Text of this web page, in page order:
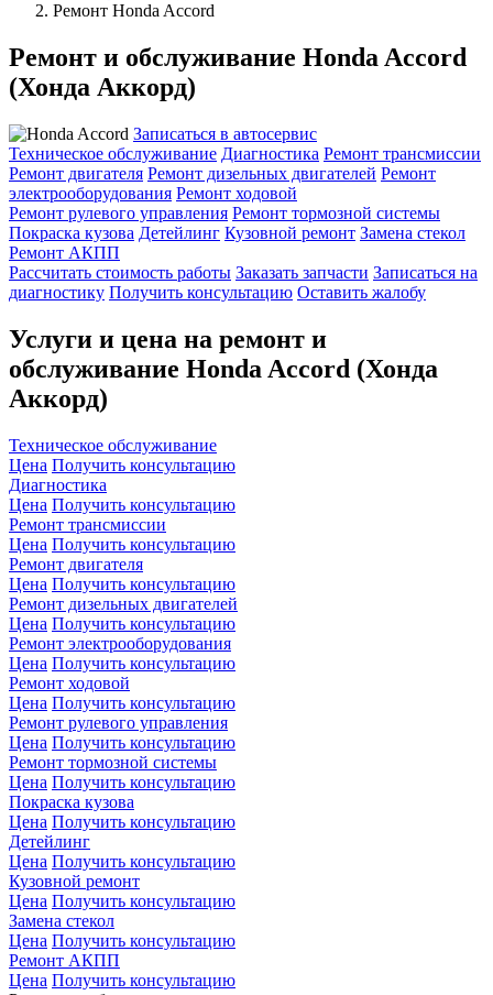
Ремонт Honda Accord
Ремонт и обслуживание Honda Accord
(Хонда Аккорд)
Записаться в автосервис
Техническое обслуживание Диагностика Ремонт трансмиссии
Ремонт двигателя Ремонт дизельных двигателей Ремонт
электрооборудования Ремонт ходовой
Ремонт рулевого управления Ремонт тормозной системы
Покраска кузова Детейлинг Кузовной ремонт Замена стекол
Ремонт АКПП
Рассчитать стоимость работы Заказать запчасти Записаться на
диагностику Получить консультацию Оставить жалобу
Услуги и цена на ремонт и
обслуживание Honda Accord (Хонда
Аккорд)
Техническое обслуживание
Цена Получить консультацию
Диагностика
Цена Получить консультацию
Ремонт трансмиссии
Цена Получить консультацию
Ремонт двигателя
Цена Получить консультацию
Ремонт дизельных двигателей
Цена Получить консультацию
Ремонт электрооборудования
Цена Получить консультацию
Ремонт ходовой
Цена Получить консультацию
Ремонт рулевого управления
Цена Получить консультацию
Ремонт тормозной системы
Цена Получить консультацию
Покраска кузова
Цена Получить консультацию
Детейлинг
Цена Получить консультацию
Кузовной ремонт
Цена Получить консультацию
Замена стекол
Цена Получить консультацию
Ремонт АКПП
Цена Получить консультацию